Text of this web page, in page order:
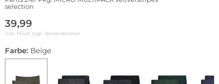
selection
39,99
inkl. Mwst zzgl. Versandkosten
Farbe: Beige